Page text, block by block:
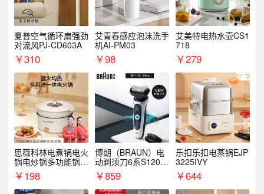
夏普空气循环扇强劲
对流风PJ-CD603A
￥310
艾青春感应泡沫洗手
机AI-PM03
￥98
艾美特电热水壶CS1
718
￥279
思薇科林电煮锅电火
锅电炒锅多功能锅电
热锅泡面小电锅
￥198
博朗（BRAUN）电
动剃须刀6系S1200
S￥859
乐扣乐扣电蒸锅EJP
3225IVY
￥644